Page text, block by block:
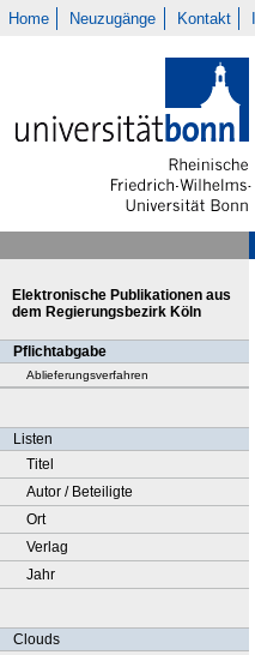
Home Neuzugänge Kontakt
Elektronische Publikationen aus
dem Regierungsbezirk Köln
Pflichtabgabe
Ablieferungsverfahren
Listen
Titel
Autor / Beteiligte
Ort
Verlag
Jahr
Clouds